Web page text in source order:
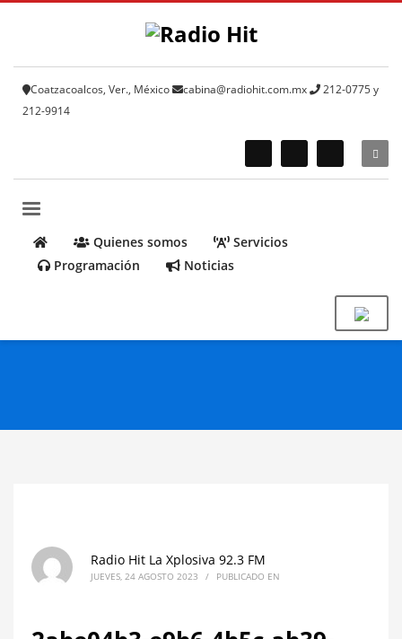
Coatzacoalcos, Ver., México cabina@radiohit.com.mx
212-0775 y
212-9914
Quienes somos
Servicios
Programación
Noticias
Radio Hit La Xplosiva 92.3 FM
JUEVES, 24 AGOSTO 2023 / PUBLICADO EN